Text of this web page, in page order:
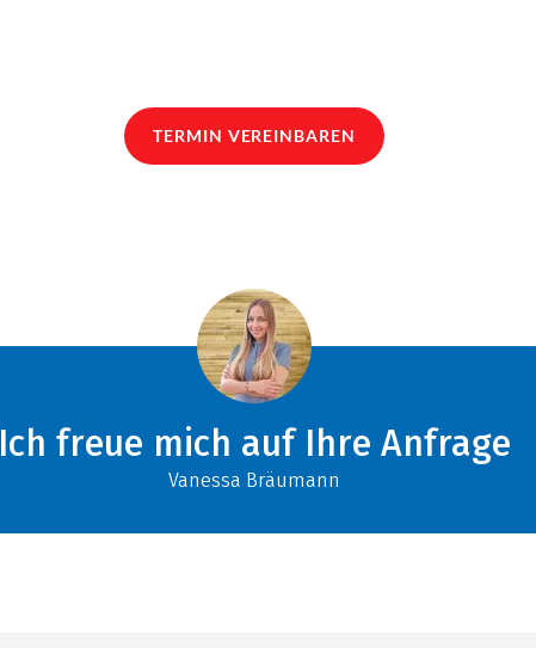
TERMIN VEREINBAREN
Ich freue mich auf Ihre Anfrage
Vanessa Bräumann